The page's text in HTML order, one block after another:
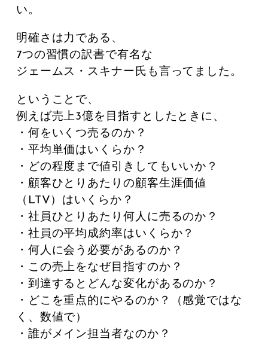
い。
明確さは力である、
7つの習慣の訳書で有名な
ジェームス・スキナー氏も言ってました。
ということで、
例えば売上3億を目指すとしたときに、
・何をいくつ売るのか？
・平均単価はいくらか？
・どの程度まで値引きしてもいいか？
・顧客ひとりあたりの顧客生涯価値
（LTV）はいくらか？
・社員ひとりあたり何人に売るのか？
・社員の平均成約率はいくらか？
・何人に会う必要があるのか？
・この売上をなぜ目指すのか？
・到達するとどんな変化があるのか？
・どこを重点的にやるのか？（感覚ではな
く、数値で）
・誰がメイン担当者なのか？